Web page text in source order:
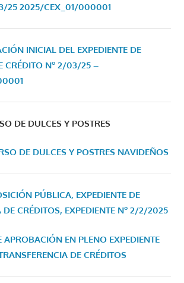
25 2025/CEX_01/000001
INICIAL DEL EXPEDIENTE DE
CRÉDITO Nº 2/03/25 –
DE DULCES Y POSTRES
DE DULCES Y POSTRES NAVIDEÑOS
PÚBLICA, EXPEDIENTE DE
DE CRÉDITOS, EXPEDIENTE Nº 2/2/2025
APROBACIÓN EN PLENO EXPEDIENTE
DE CRÉDITOS